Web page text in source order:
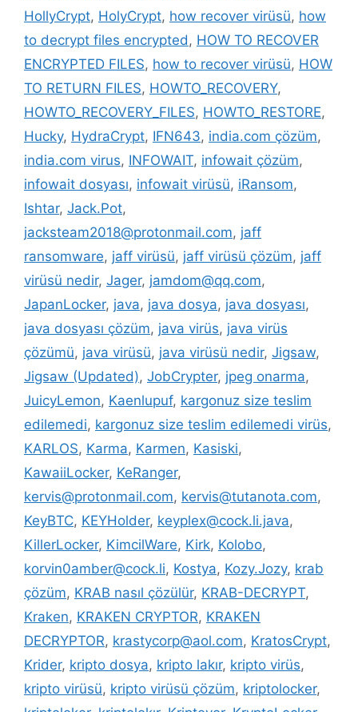
HollyCrypt, HolyCrypt, how recover virüsü, how
to decrypt files encrypted, HOW TO RECOVER
ENCRYPTED FILES, how to recover virüsü, HOW
TO RETURN FILES, HOWTO_RECOVERY,
HOWTO_RECOVERY_FILES, HOWTO_RESTORE,
Hucky, HydraCrypt, IFN643, india.com çözüm,
india.com virus, INFOWAIT, infowait çözüm,
infowait dosyası, infowait virüsü, iRansom,
Ishtar, Jack.Pot,
jacksteam2018@protonmail.com, jaff
ransomware, jaff virüsü, jaff virüsü çözüm, jaff
virüsü nedir, Jager, jamdom@qq.com,
JapanLocker, java, java dosya, java dosyası,
java dosyası çözüm, java virüs, java virüs
çözümü, java virüsü, java virüsü nedir, Jigsaw,
Jigsaw (Updated), JobCrypter, jpeg onarma,
JuicyLemon, Kaenlupuf, kargonuz size teslim
edilemedi, kargonuz size teslim edilemedi virüs,
KARLOS, Karma, Karmen, Kasiski,
KawaiiLocker, KeRanger,
kervis@protonmail.com, kervis@tutanota.com,
KeyBTC, KEYHolder, keyplex@cock.li.java,
KillerLocker, KimcilWare, Kirk, Kolobo,
korvin0amber@cock.li, Kostya, Kozy.Jozy, krab
çözüm, KRAB nasıl çözülür, KRAB-DECRYPT,
Kraken, KRAKEN CRYPTOR, KRAKEN
DECRYPTOR, krastycorp@aol.com, KratosCrypt,
Krider, kripto dosya, kripto lakır, kripto virüs,
kripto virüsü, kripto virüsü çözüm, kriptolocker,